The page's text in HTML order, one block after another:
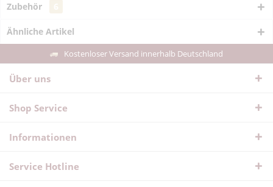
Zubehör
Ähnliche Artikel
Kostenloser Versand innerhalb Deutschland
Über uns
Shop Service
Informationen
Service Hotline